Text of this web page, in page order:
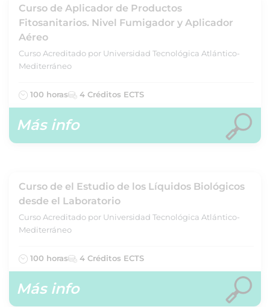
Curso de Aplicador de Productos
Fitosanitarios. Nivel Fumigador y Aplicador
Aéreo
Curso Acreditado por Universidad Tecnológica Atlántico-
Mediterráneo
100 horas 4 Créditos ECTS
Más info
Curso de el Estudio de los Líquidos Biológicos
desde el Laboratorio
Curso Acreditado por Universidad Tecnológica Atlántico-
Mediterráneo
100 horas 4 Créditos ECTS
Más info